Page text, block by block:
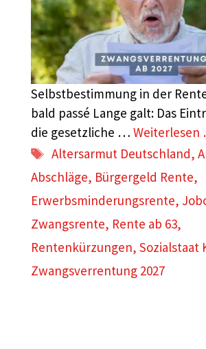
Selbstbestimmung in der
bald passé Lange galt: Das
die gesetzliche …
Schlagwörter
Altersarmut Deutschland,
Abschläge, Bürgergeld Rente,
Erwerbsminderungsrente,
Zwangsrente, Rente ab 63,
Rentenkürzungen, Sozialstaat
Zwangsverrentung 2027